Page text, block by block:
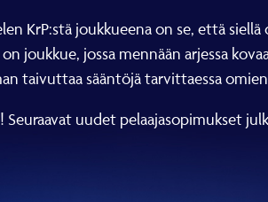
KrP:stä joukkueena on se, että
on joukkue, jossa mennään arjessa
taivuttaa sääntöjä tarvittaessa
uudet pelaajasopimukset